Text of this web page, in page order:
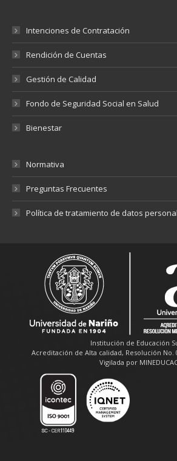
Intenciones de Contratación
Rendición de Cuentas
Gestión de Calidad
Fondo de Seguridad Social en Salud
Bienestar
Normativa
Preguntas Frecuentes
Política de tratamiento de datos
Institución de Educación
Acreditación de Alta calidad, Resolución No.
Vigilada por